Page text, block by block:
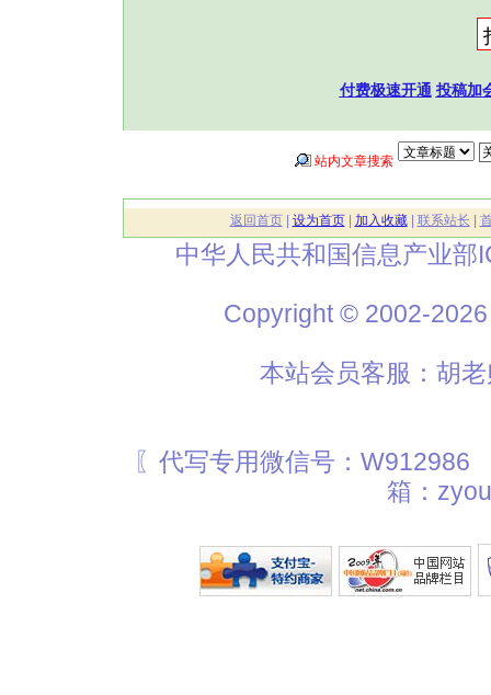
付费极速开通 投稿加
站内文章搜索
返回首页| 设为首页| 加入收藏| 联系站长
中华人民共和国信息产业部
Copyright © 2002-
本站会员客服：胡
〖代写专用微信号：
箱：